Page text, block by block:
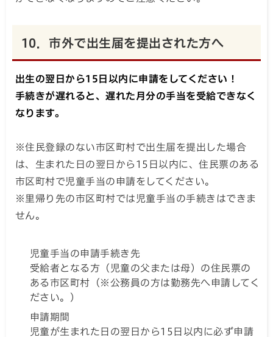
10．市外で出生届を提出された方へ
出生の翌日から15日以内に申請をしてください！
手続きが遅れると、遅れた月分の手当を受給できなく
なります。
※住民登録のない市区町村で出生届を提出した場合
は、生まれた日の翌日から15日以内に、住民票のある
市区町村で児童手当の申請をしてください。
※里帰り先の市区町村では児童手当の手続きはできま
せん。
児童手当の申請手続き先
受給者となる方（児童の父または母）の住民票の
ある市区町村（※公務員の方は勤務先へ申請してく
ださい。）
申請期間
児童が生まれた日の翌日から15日以内に必ず申請